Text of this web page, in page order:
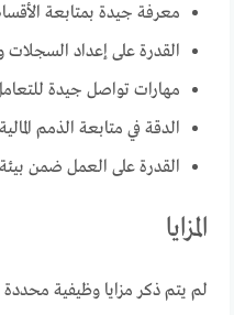
معرفة جيدة بمتابعة
القدرة على إعداد السجلات
مهارات تواصل جيدة
الدقة في متابعة الذمم المالية
القدرة على العمل ضمن
المزايا
لم يتم ذكر مزايا وظيفية